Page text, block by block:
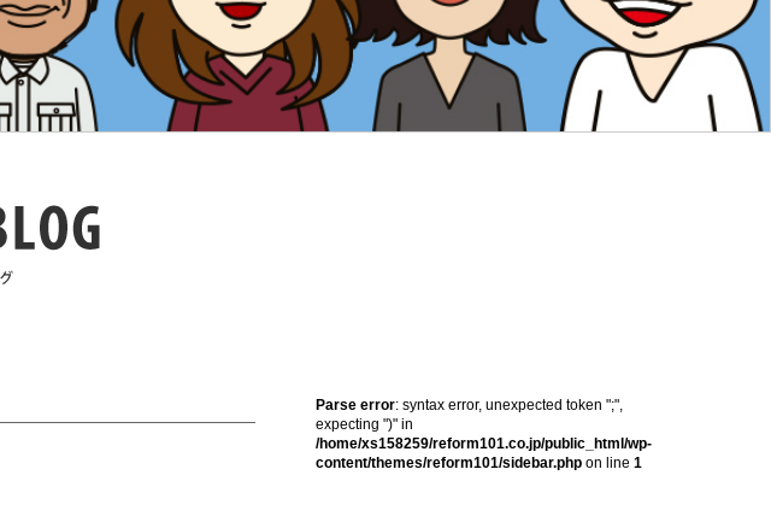
Parse error: syntax error, unexpected token ";",
expecting ")" in
/home/xs158259/reform101.co.jp/public_html/wp-
content/themes/reform101/sidebar.php on line 1